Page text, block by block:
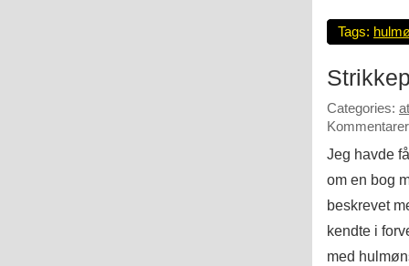
Tags:
Categories:
Jeg havde
om en bog
beskrevet
kendte i
med